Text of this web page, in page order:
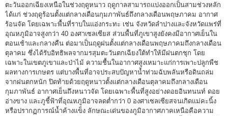
ตะวันออกเฉียงเหนือในช่วงฤดูหนาว ฤดูกาลสามารถแบ่งออกเป็นสามช่วงหลัก
ได้แก่ ช่วงฤดูร้อนตั้งแต่กลางเดือนกุมภาพันธ์ถึงกลางเดือนพฤษภาคม อากาศ
ร้อนจัด โดยเฉพาะพื้นที่ราบในแอ่งกระทะ เช่น จังหวัดลำปางและจังหวัดแพร่ที่
อุณหภูมิอาจสูงกว่า 40 องศาเซลเซียส ส่วนพื้นที่ภูเขาสูงยังคงมีอากาศเย็นใน
ตอนเช้าและกลางคืน ต่อมาเป็นฤดูฝนตั้งแต่กลางเดือนพฤษภาคมถึงกลางเดือน
ตุลาคม ซึ่งได้รับอิทธิพลจากมรสุมตะวันตกเฉียงใต้ทำให้มีฝนตกชุก โดย
เฉพาะในเขตภูเขาและป่าไม้ ความชื้นในอากาศสูงเหมาะแก่การเพาะปลูกพืช
ผลทางการเกษตร แต่บางพื้นที่อาจประสบปัญหาน้ำท่วมฉับพลันหรือดินถล่ม
จากฝนตกหนัก ปิดท้ายด้วยฤดูหนาวตั้งแต่กลางเดือนตุลาคมถึงกลางเดือน
กุมภาพันธ์ อากาศเย็นถึงหนาวจัด โดยเฉพาะพื้นที่สูงอย่างดอยอินทนนท์ ดอย
อ่างขาง และภูชี้ฟ้าที่อุณหภูมิอาจลดต่ำกว่า 0 องศาเซลเซียสจนเกิดแม่คะนิ้ง
หรือปรากฏการณ์น้ำค้างแข็ง ลักษณะเด่นของภูมิอากาศภาคเหนือคือความ